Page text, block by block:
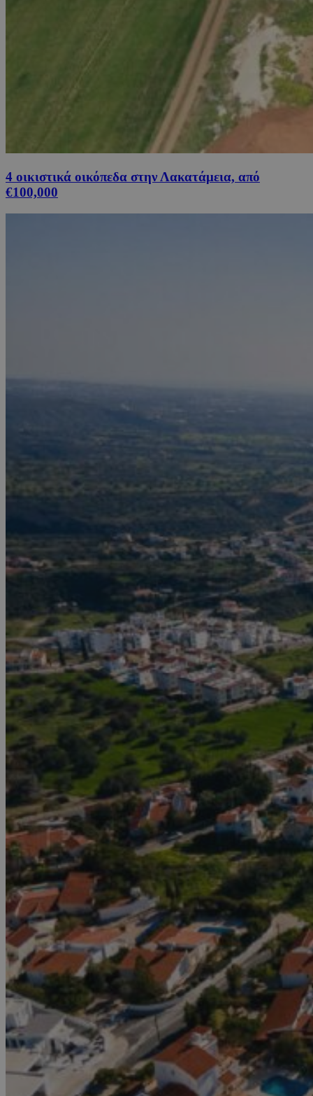
4 οικιστικά οικόπεδα στην Λακατάμεια, από
€100,000